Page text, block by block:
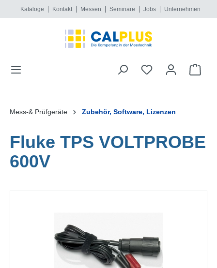
springen
Kataloge Kontakt Messen Seminare Jobs Unternehmen
Mess-& Prüfgeräte Zubehör, Software, Lizenzen
Fluke TPS VOLTPROBE
600V